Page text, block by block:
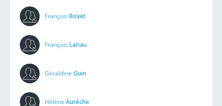
François Bovet
François Lariau
Géraldine Guin
Hélène Aurèche